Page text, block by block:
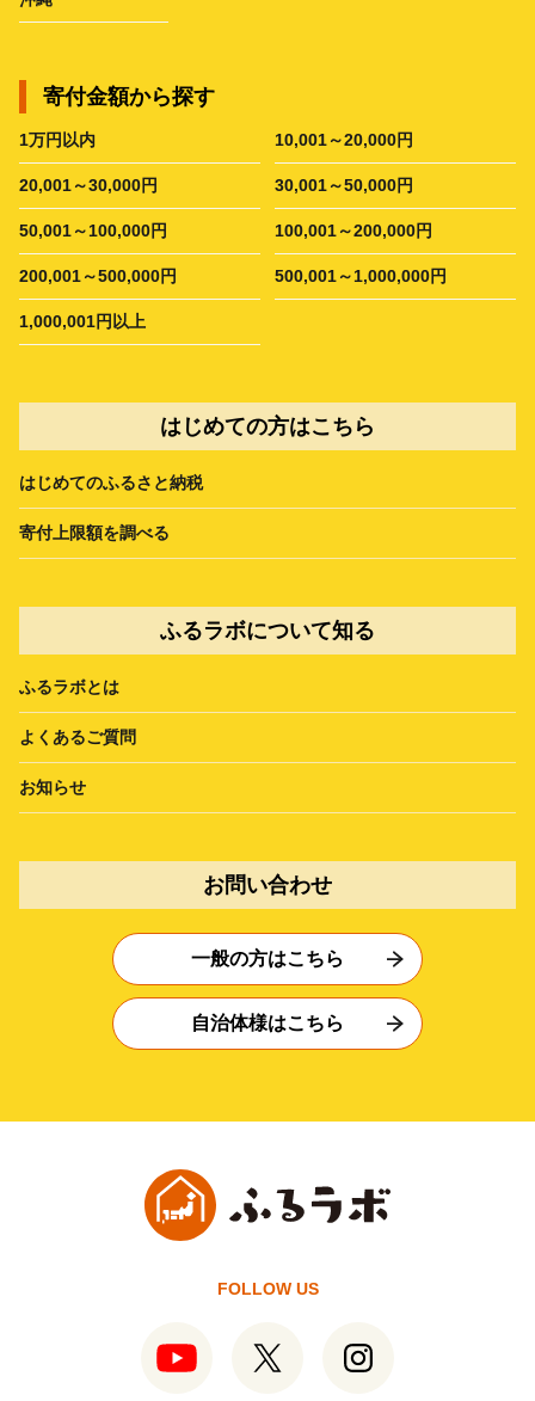
寄付金額から探す
1万円以内 10,001～20,000円
20,001～30,000円 30,001～50,000円
50,001～100,000円 100,001～200,000円
200,001～500,000円 500,001～1,000,000円
1,000,001円以上
はじめての方はこちら
はじめてのふるさと納税
寄付上限額を調べる
ふるラボについて知る
ふるラボとは
よくあるご質問
お知らせ
お問い合わせ
一般の方はこちら
自治体様はこちら
FOLLOW US